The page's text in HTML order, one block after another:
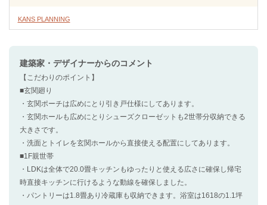
KANS PLANNING
建築家・デザイナーからのコメント
【こだわりのポイント】
■玄関廻り
・玄関ポーチは広めにとり引き戸仕様にしてあります。
・玄関ホールも広めにとりシューズクローゼットも2世帯分収納できる
大きさです。
・洗面とトイレを玄関ホールから直接使える配置にしてあります。
■1F親世帯
・LDKは全体で20.0畳キッチンもゆったりと使える広さに確保し帰宅
時直接キッチンに行けるような動線を確保しました。
・パントリーは1.8畳あり冷蔵庫も収納できます。浴室は1618の1.1坪